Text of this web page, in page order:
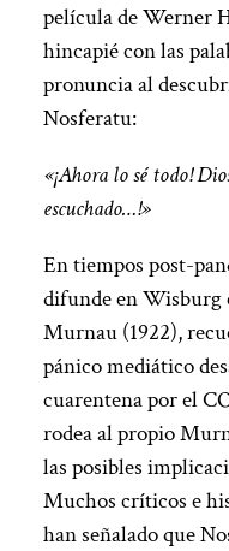
película de Werner
hincapié con las
pronuncia al
Nosferatu:
«¡Ahora lo sé todo!
escuchado…!»
En tiempos post-
difunde en Wisburg
Murnau (1922),
pánico mediático
cuarentena por el
rodea al propio
las posibles
Muchos críticos e
han señalado que